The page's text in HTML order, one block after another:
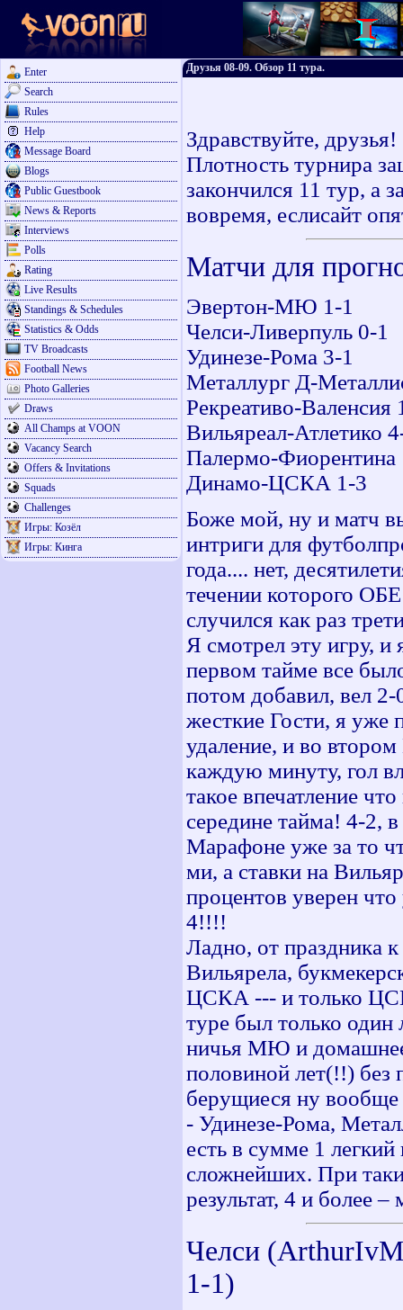
Enter
Search
Rules
Help
Message Board
Blogs
Public Guestbook
News & Reports
Interviews
Polls
Rating
Live Results
Standings & Schedules
Statistics & Odds
TV Broadcasts
Football News
Photo Galleries
Draws
All Champs at VOON
Vacancy Search
Offers & Invitations
Squads
Challenges
Игры: Козёл
Игры: Кинга
Друзья 08-09. Обзор 11 тура.
Здравствуйте, друзья!
Плотность турнира
закончился 11 тур, а
вовремя, еслисайт
Матчи для
Эвертон-МЮ 1-1
Челси-Ливерпуль 0-1
Удинезе-Рома 3-1
Металлург Д-
Рекреативо-Валенсия
Вильяреал-Атлетико
Палермо-Фиорентина
Динамо-ЦСКА 1-3
Боже мой, ну и матч
интриги для
года.... нет,
течении которого
случился как раз
Я смотрел эту игру,
первом тайме все
потом добавил, вел
жесткие Гости, я уже
удаление, и во
каждую минуту, гол
такое впечатление
середине тайма! 4-2,
Марафоне уже за то
ми, а ставки на
процентов уверен
4!!!!
Ладно, от праздника
Вильярела,
ЦСКА --- и только
туре был только
ничья МЮ и домашнее
половиной лет(!!)
берущиеся ну вообще
- Удинезе-Рома,
есть в сумме 1
сложнейших. При
результат, 4 и более –
Челси
1-1)